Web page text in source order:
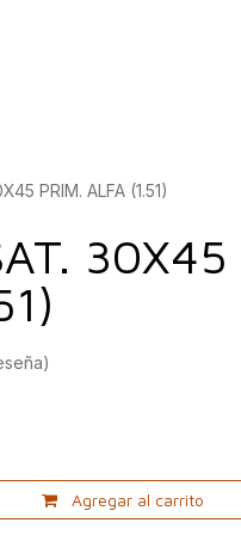
PRIM. ALFA (1.51)
30X45
Agregar al carrito